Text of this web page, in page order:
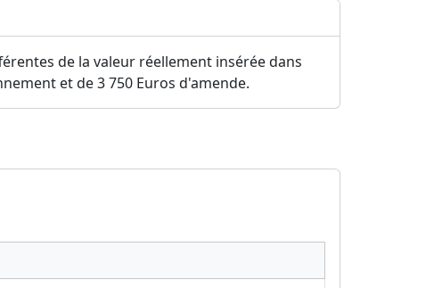
de la valeur réellement insérée dans
et de 3 750 Euros d'amende.